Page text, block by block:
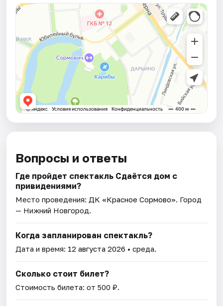
Вопросы и ответы
Где пройдет спектакль Сдаётся дом с
привидениями?
Место проведения: ДК «Красное Сормово» . Город
— Нижний Новгород.
Когда запланирован спектакль?
Дата и время: 12 августа 2026 • среда.
Сколько стоит билет?
Стоимость билета: от 500 ₽.